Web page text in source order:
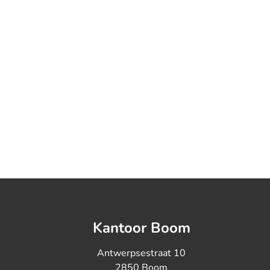
Kantoor Boom
Antwerpsestraat 10